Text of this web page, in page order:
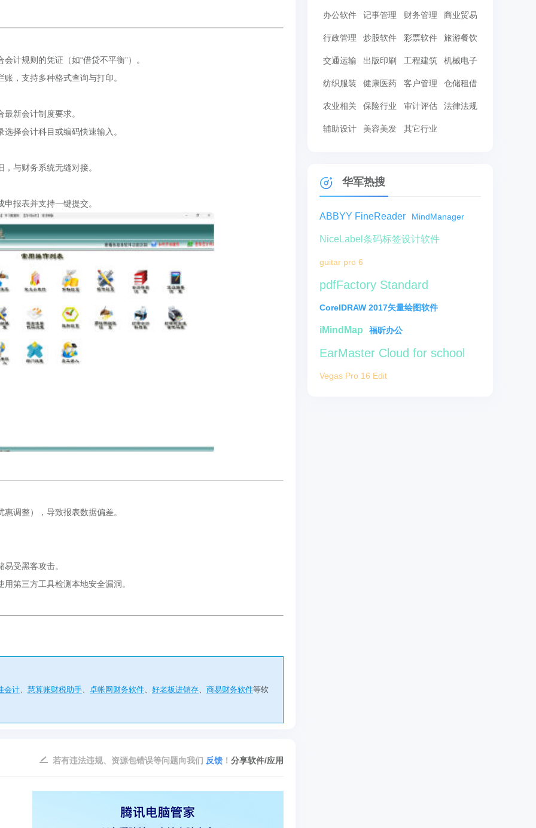
计规则的凭证（如“借贷不平衡”）。
，支持多种格式查询与打印。
新会计制度要求。
择会计科目或编码快速输入。
与财务系统无缝对接。
报表并支持一键提交。
调整），导致报表数据偏差。
受黑客攻击。
第三方工具检测本地安全漏洞。
会计、 慧算账财税助手、 卓帐网财务软件、 好老板进销存、 商易财务软件等软
分享软件/应用
若有违法违规、资源包错误等问题向我们 反馈 ！
办公软件 记事管理 财务管理 商业贸易
行政管理 炒股软件 彩票软件 旅游餐饮
交通运输 出版印刷 工程建筑 机械电子
纺织服装 健康医药 客户管理 仓储租借
农业相关 保险行业 审计评估 法律法规
辅助设计 美容美发 其它行业
华军热搜
ABBYY FineReader MindManager
NiceLabel条码标签设计软件
guitar pro 6
pdfFactory Standard
CorelDRAW 2017矢量绘图软件
iMindMap 福昕办公
EarMaster Cloud for school
Vegas Pro 16 Edit